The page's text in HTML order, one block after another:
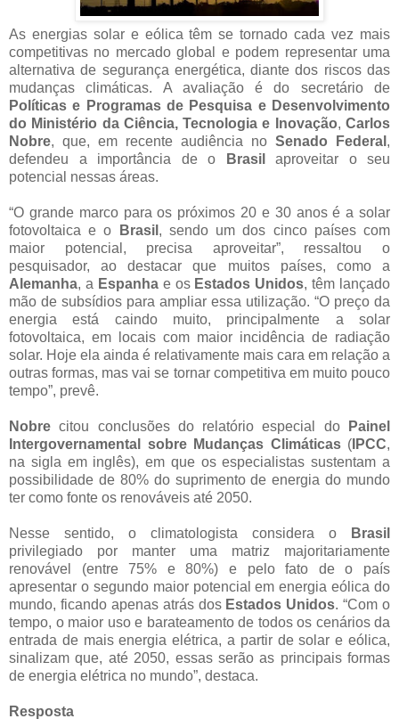
As energias solar e eólica têm se tornado cada vez mais
competitivas no mercado global e podem representar uma
alternativa de segurança energética, diante dos riscos das
mudanças climáticas. A avaliação é do secretário de
Políticas e Programas de Pesquisa e Desenvolvimento
do Ministério da Ciência, Tecnologia e Inovação,Carlos
Nobre, que, em recente audiência no Senado Federal ,
defendeu a importância de o
Brasil aproveitar o seu
potencial nessas áreas.
“O grande marco para os próximos 20 e 30 anos é a solar
fotovoltaica e o
Brasil , sendo um dos cinco países com
maior potencial, precisa aproveitar”, ressaltou o
pesquisador, ao destacar que muitos países, como a
Alemanha, a Espanhae os Estados Unidos, têm lançado
mão de subsídios para ampliar essa utilização. “O preço da
energia está caindo muito, principalmente a solar
fotovoltaica, em locais com maior incidência de radiação
solar. Hoje ela ainda é relativamente mais cara em relação a
outras formas, mas vai se tornar competitiva em muito pouco
tempo”, prevê.
Nobre citou conclusões do relatório especial do
Painel
Intergovernamental sobre Mudanças Climáticas ( IPCC,
na sigla em inglês), em que os especialistas sustentam a
possibilidade de 80% do suprimento de energia do mundo
ter como fonte os renováveis até 2050.
Nesse sentido, o climatologista considera o
Brasil
privilegiado por manter uma matriz majoritariamente
renovável (entre 75% e 80%) e pelo fato de o país
apresentar o segundo maior potencial em energia eólica do
mundo, ficando apenas atrás dos Estados Unidos. “Com o
tempo, o maior uso e barateamento de todos os cenários da
entrada de mais energia elétrica, a partir de solar e eólica,
sinalizam que, até 2050, essas serão as principais formas
de energia elétrica no mundo”, destaca.
Resposta